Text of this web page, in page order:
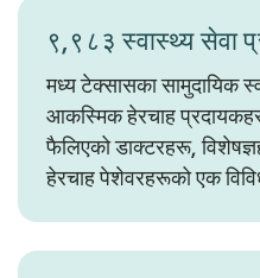
९,९८३ स्वास्थ्य सेवा
मध्य टेक्सासका सामुदायिक
आकस्मिक हेरचाह
फैलिएको डाक्टरहरू,
हेरचाह पेशेवरहरूको एक